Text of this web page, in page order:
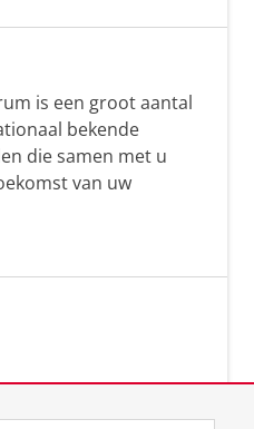
is een groot aantal
bekende
die samen met u
van uw